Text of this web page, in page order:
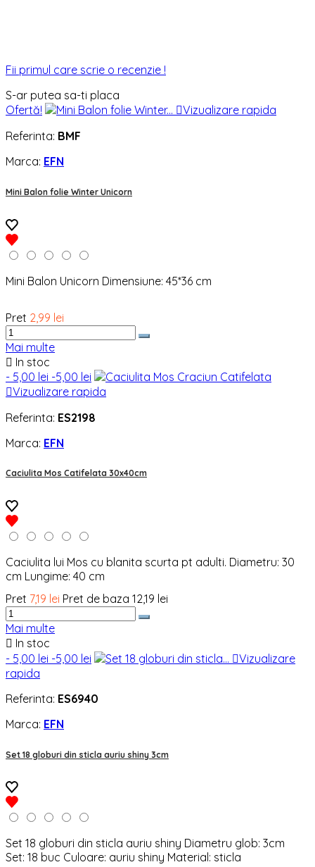
Fii primul care scrie o recenzie !
S-ar putea sa-ti placa
Ofertă!
Vizualizare rapida
Referinta: BMF
Marca: EFN
Mini Balon folie Winter Unicorn
Mini Balon Unicorn Dimensiune: 45*36 cm
Pret 2,99 lei
Mai multe
 In stoc
- 5,00 lei -5,00 lei
Vizualizare rapida
Referinta: ES2198
Marca: EFN
Caciulita Mos Catifelata 30x40cm
Caciulita lui Mos cu blanita scurta pt adulti. Diametru: 30
cm Lungime: 40 cm
Pret 7,19 lei Pret de baza 12,19 lei
Mai multe
 In stoc
- 5,00 lei -5,00 lei Vizualizare
rapida
Referinta: ES6940
Marca: EFN
Set 18 globuri din sticla auriu shiny 3cm
Set 18 globuri din sticla auriu shiny Diametru glob: 3cm
Set: 18 buc Culoare: auriu shiny Material: sticla